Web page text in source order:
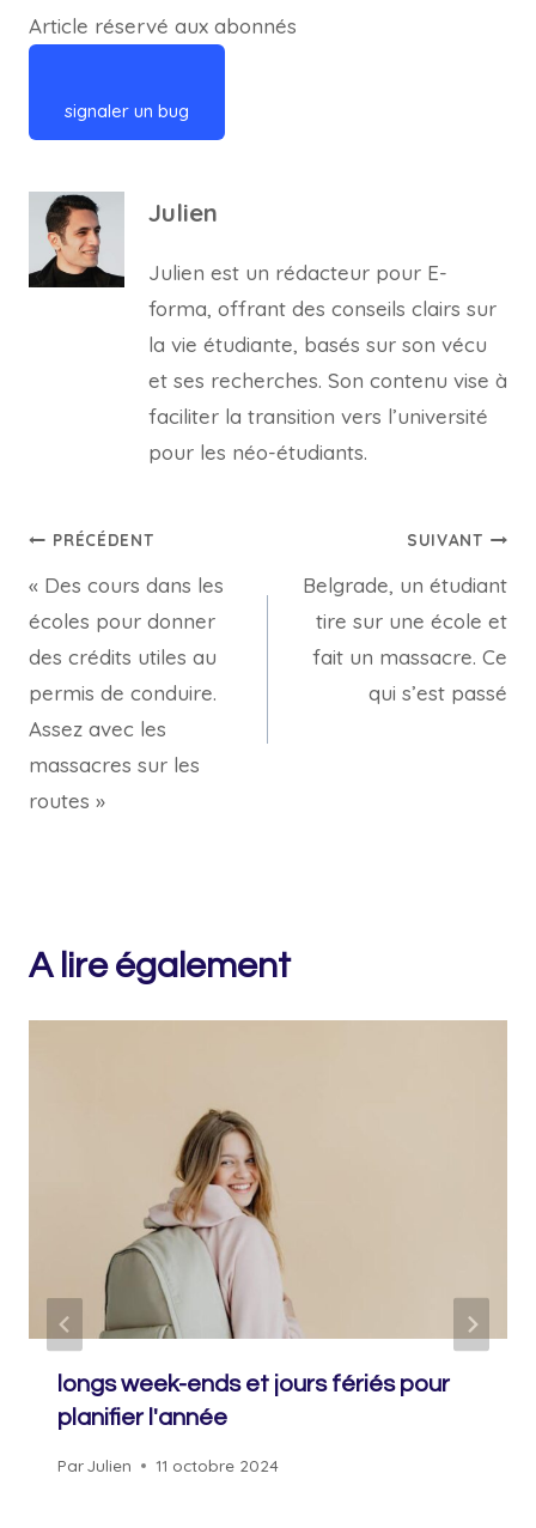
Article réservé aux abonnés
signaler un bug
Julien
Julien est un rédacteur pour E-
forma, offrant des conseils clairs sur
la vie étudiante, basés sur son vécu
et ses recherches. Son contenu vise à
faciliter la transition vers l’université
pour les néo-étudiants.
Navigation
de
l’article
PRÉCÉDENT
« Des cours dans les
écoles pour donner
des crédits utiles au
permis de conduire.
Assez avec les
massacres sur les
routes »
SUIVANT
Belgrade, un étudiant
tire sur une école et
fait un massacre. Ce
qui s’est passé
A lire également
longs week-ends et jours fériés pour
planifier l'année
ParJulien 11 octobre 2024